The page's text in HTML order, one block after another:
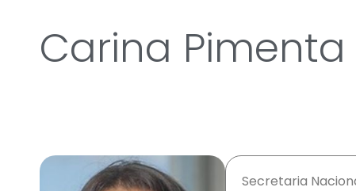
Carina Pimenta
Secretaria